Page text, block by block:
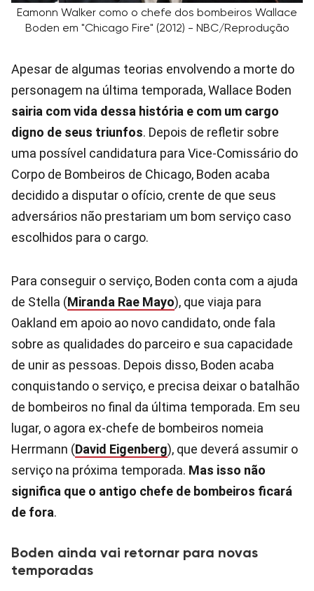
Eamonn Walker como o chefe dos bombeiros Wallace
Boden em "Chicago Fire" (2012) - NBC/Reprodução
Apesar de algumas teorias envolvendo a morte do
personagem na última temporada, Wallace Boden
sairia com vida dessa história e com um cargo
digno de seus triunfos. Depois de refletir sobre
uma possível candidatura para Vice-Comissário do
Corpo de Bombeiros de Chicago, Boden acaba
decidido a disputar o ofício, crente de que seus
adversários não prestariam um bom serviço caso
escolhidos para o cargo.
Para conseguir o serviço, Boden conta com a ajuda
de Stella (Miranda Rae Mayo), que viaja para
Oakland em apoio ao novo candidato, onde fala
sobre as qualidades do parceiro e sua capacidade
de unir as pessoas. Depois disso, Boden acaba
conquistando o serviço, e precisa deixar o batalhão
de bombeiros no final da última temporada. Em seu
lugar, o agora ex-chefe de bombeiros nomeia
Herrmann (David Eigenberg), que deverá assumir o
serviço na próxima temporada. Mas isso não
significa que o antigo chefe de bombeiros ficará
de fora.
Boden ainda vai retornar para novas
temporadas